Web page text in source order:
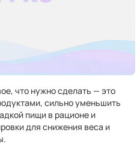
что нужно сделать — это
сильно уменьшить
пищи в рационе и
для снижения веса и